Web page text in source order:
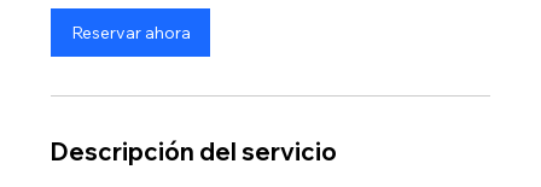
Reservar ahora
Descripción del servicio